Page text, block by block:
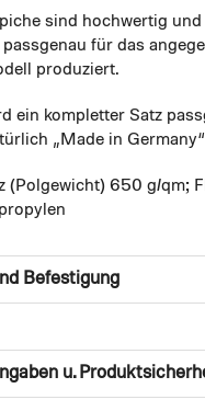
sind hochwertig
für das
produziert.
ein kompletter Satz
„Made in
(Polgewicht) 650 g/qm;
Befestigung
u.